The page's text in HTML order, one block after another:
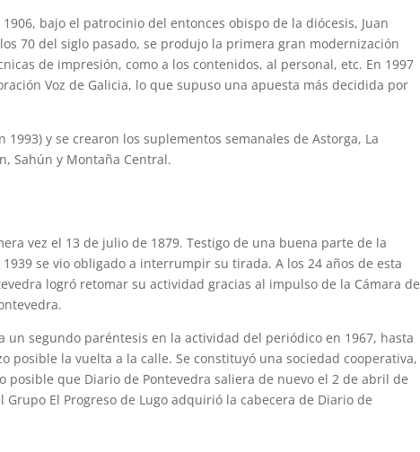
bajo el patrocinio del entonces obispo de la diócesis, Juan
70 del siglo pasado, se produjo la primera gran modernización
de impresión, como a los contenidos, al personal, etc. En 1997
Voz de Galicia, lo que supuso una apuesta más decidida por
1993) y se crearon los suplementos semanales de Astorga, La
Sahún y Montaña Central.
vez el 13 de julio de 1879. Testigo de una buena parte de la
se vio obligado a interrumpir su tirada. A los 24 años de esta
logró retomar su actividad gracias al impulso de la Cámara de
un segundo paréntesis en la actividad del periódico en 1967, hasta
posible la vuelta a la calle. Se constituyó una sociedad cooperativa,
posible que Diario de Pontevedra saliera de nuevo el 2 de abril de
Grupo El Progreso de Lugo adquirió la cabecera de Diario de